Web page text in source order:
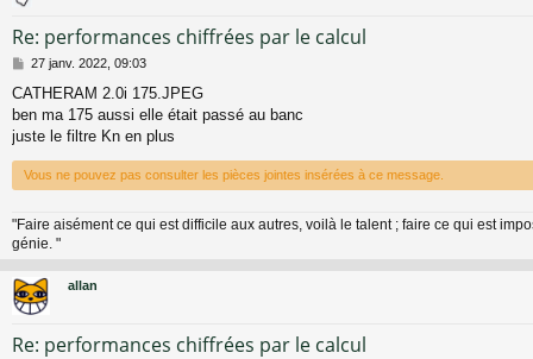
Re: performances chiffrées par le calcul
M
s
s
a
e
27 janv. 2022, 09:03
CATHERAM 2.0i 175.JPEG
ben ma 175 aussi elle était passé au banc
juste le filtre Kn en plus
Vous ne pouvez pas consulter les pièces jointes insérées à ce message.
"Faire aisément ce qui est difficile aux autres, voilà le talent ; faire ce qui est
génie. "
allan
Re: performances chiffrées par le calcul